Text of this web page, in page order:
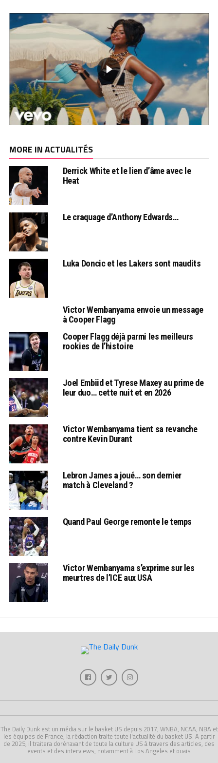
MORE IN ACTUALITÉS
Derrick White et le lien d’âme avec le
Heat
Le craquage d’Anthony Edwards…
Luka Doncic et les Lakers sont maudits
Victor Wembanyama envoie un message
à Cooper Flagg
Cooper Flagg déjà parmi les meilleurs
rookies de l’histoire
Joel Embiid et Tyrese Maxey au prime de
leur duo… cette nuit et en 2026
Victor Wembanyama tient sa revanche
contre Kevin Durant
Lebron James a joué… son dernier
match à Cleveland ?
Quand Paul George remonte le temps
Victor Wembanyama s’exprime sur les
meurtres de l’ICE aux USA
The Daily Dunk est un média sur le basket US depuis 2017, WNBA, NCAA, NBA et
les équipes de France, la rédaction traite toute l'actualité du basket US. A partir
de 2025, il traitera dorénavant de toute la culture US à travers des articles, des
events et des interviews, notamment à Los Angeles et ouais